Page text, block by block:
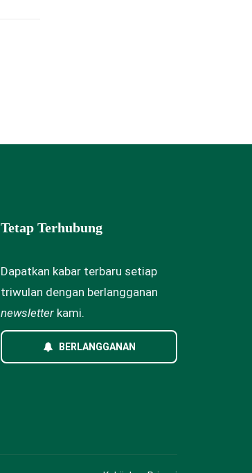
Tetap Terhubung
Dapatkan kabar terbaru setiap
triwulan dengan berlangganan
newsletter kami.
BERLANGGANAN